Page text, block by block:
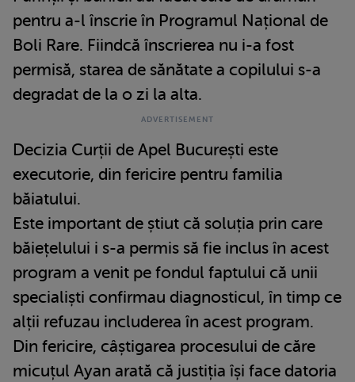
pentru a-l înscrie în Programul Național de
Boli Rare. Fiindcă înscrierea nu i-a fost
permisă, starea de sănătate a copilului s-a
degradat de la o zi la alta.
Decizia Curții de Apel București este
executorie, din fericire pentru familia
băiatului.
Este important de știut că soluția prin care
băiețelului i s-a permis să fie inclus în acest
program a venit pe fondul faptului că unii
specialiști confirmau diagnosticul, în timp ce
alții refuzau includerea în acest program.
Din fericire, câștigarea procesului de căre
micuțul Ayan arată că justiția își face datoria